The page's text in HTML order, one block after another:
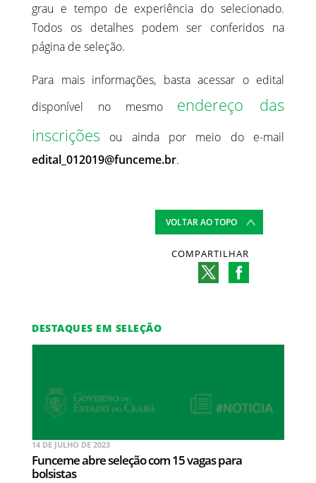
grau e tempo de experiência do selecionado.
Todos os detalhes podem ser conferidos na
página de seleção.
Para mais informações, basta acessar o edital
disponível no mesmo endereço das
inscrições ou ainda por meio do e-mail
edital_012019@funceme.br.
VOLTAR AO TOPO
COMPARTILHAR
DESTAQUES EM SELEÇÃO
14 DE JULHO DE 2023
Funceme abre seleção com 15 vagas para
bolsistas